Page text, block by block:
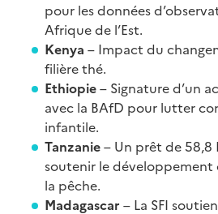
pour les données
Afrique de l’Est.
Kenya – Impact du
filière thé.
Ethiopie– Signature d’un
avec la BAfD pour lutter
infantile.
Tanzanie– Un prêt de 58,8
soutenir le développement
la pêche.
Madagascar – La SFI